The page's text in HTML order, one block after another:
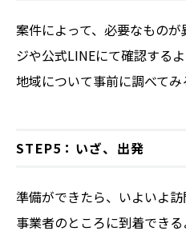
案件によって、必要なもの
ジや公式LINEにて確認する
地域について事前に調べてみ
STEP5：いざ、出発
準備ができたら、いよいよ
事業者のところに到着でき